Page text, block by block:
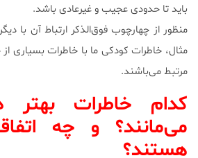
باید تا حدودی عجیب و غیرعادی باشد.
منظور از چهارچوب فوق‌الذکر ارتباط آن با
مثال، خاطرات کودکی ما با خاطرات بسیاری
مرتبط می‌باشند.
کدام خاطرات
می‌مانند؟ و چه
هستند؟